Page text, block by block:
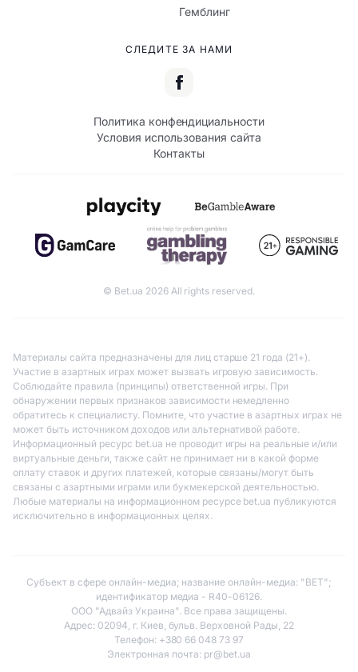
Гемблинг
СЛЕДИТЕ ЗА НАМИ
Политика конфендициальности
Условия использования сайта
Контакты
© Bet.ua 2026 All rights reserved.
Материалы сайта предназначены для лиц старше 21 года (21+).
Участие в азартных играх может вызвать игровую зависимость.
Соблюдайте правила (принципы) ответственной игры. При
обнаружении первых признаков зависимости немедленно
обратитесь к специалисту. Помните, что участие в азартных играх не
может быть источником доходов или альтернативой работе.
Информационный ресурс bet.ua не проводит игры на реальные и/или
виртуальные деньги, также сайт не принимает ни в какой форме
оплату ставок и других платежей, которые связаны/могут быть
связаны с азартными играми или букмекерской деятельностью.
Любые материалы на информационном ресурсе bet.ua публикуются
исключительно в информационных целях.
Субъект в сфере онлайн-медиа; название онлайн-медиа: "BET";
идентификатор медиа - R40-06126.
ООО "Адвайз Украина". Все права защищены.
Адрес: 02094, г. Киев, бульв. Верховной Рады, 22
Телефон: +380 66 048 73 97
Электронная почта: pr@bet.ua